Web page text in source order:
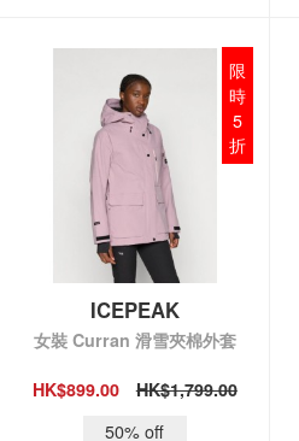
QUICK VIEW
ICEPEAK
女裝 Curran 滑雪夾棉外套
HK$899.00
HK$1,799.00
50% off
限
時
5
折